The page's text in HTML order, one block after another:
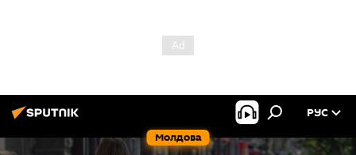
Молдова
РУС